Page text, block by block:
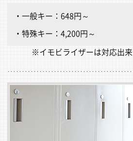
一般キー：648円～
特殊キー：4,200円～
※イモビライザーは対応出来